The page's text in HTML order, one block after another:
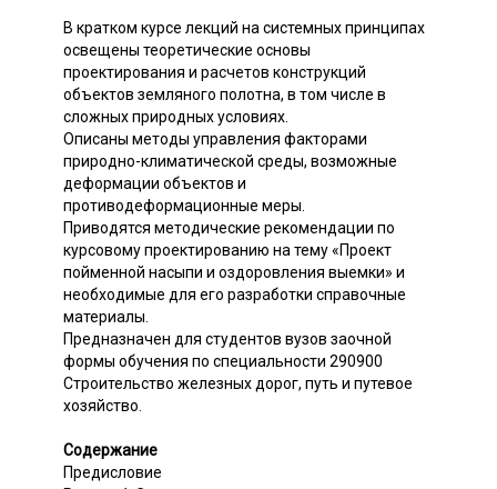
В кратком курсе лекций на системных принципах
освещены теоретические основы
проектирования и расчетов конструкций
объектов земляного полотна, в том числе в
сложных природных условиях.
Описаны методы управления факторами
природно-климатической среды, возможные
деформации объектов и
противодеформационные меры.
Приводятся методические рекомендации по
курсовому проектированию на тему «Проект
пойменной насыпи и оздоровления выемки» и
необходимые для его разработки справочные
материалы.
Предназначен для студентов вузов заочной
формы обучения по специальности 290900
Строительство железных дорог, путь и путевое
хозяйство.
Содержание
Предисловие